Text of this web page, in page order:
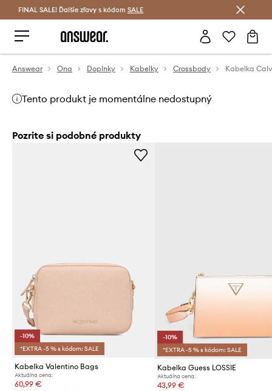
Šetrite s Answear Club >
FINAL SALE! Ďalšie zľavy s kódom SALE
Answear Ona Doplnky Kabelky Crossbody Kabelka
Tento produkt je momentálne nedostupný
Pozrite si podobné produkty
-10%
*EXTRA -5 % s kódom: SALE
Kabelka Valentino Bags
Aktuálna cena:
60,99 €
-10%
*EXTRA -5 % s kódom: SALE
Kabelka Guess LOSSIE
Aktuálna cena:
43,99 €